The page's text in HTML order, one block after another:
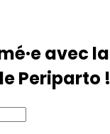
avec la
Periparto !